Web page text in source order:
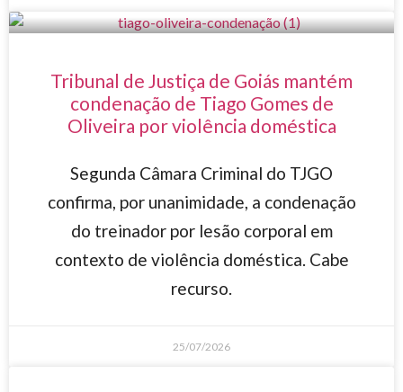
Tribunal de Justiça de Goiás mantém
condenação de Tiago Gomes de
Oliveira por violência doméstica
Segunda Câmara Criminal do TJGO
confirma, por unanimidade, a condenação
do treinador por lesão corporal em
contexto de violência doméstica. Cabe
recurso.
25/07/2026